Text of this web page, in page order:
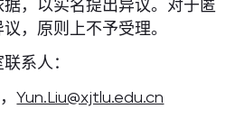
，以实名提出异议。对于匿
，原则上不予受理。
系人：
Yun.Liu@xjtlu.edu.cn